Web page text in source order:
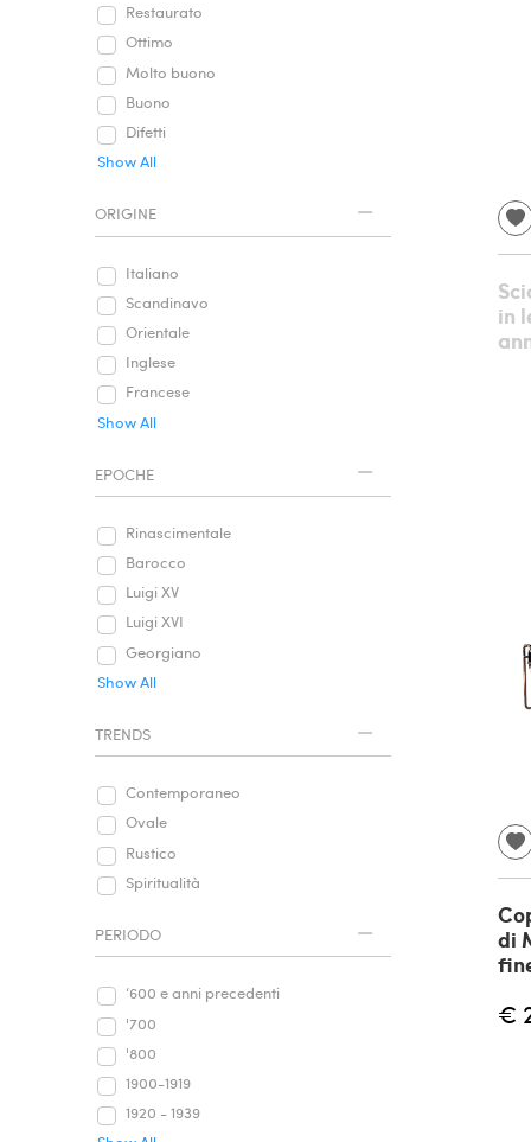
Restaurato
Ottimo
Molto buono
Buono
Difetti
Show All
ORIGINE
Italiano
Scandinavo
Orientale
Inglese
Francese
Show All
EPOCHE
Rinascimentale
Barocco
Luigi XV
Luigi XVI
Georgiano
Show All
TRENDS
Contemporaneo
Ovale
Rustico
Spiritualità
PERIODO
‘600 e anni precedenti
'700
'800
1900-1919
1920 - 1939
in
di
€